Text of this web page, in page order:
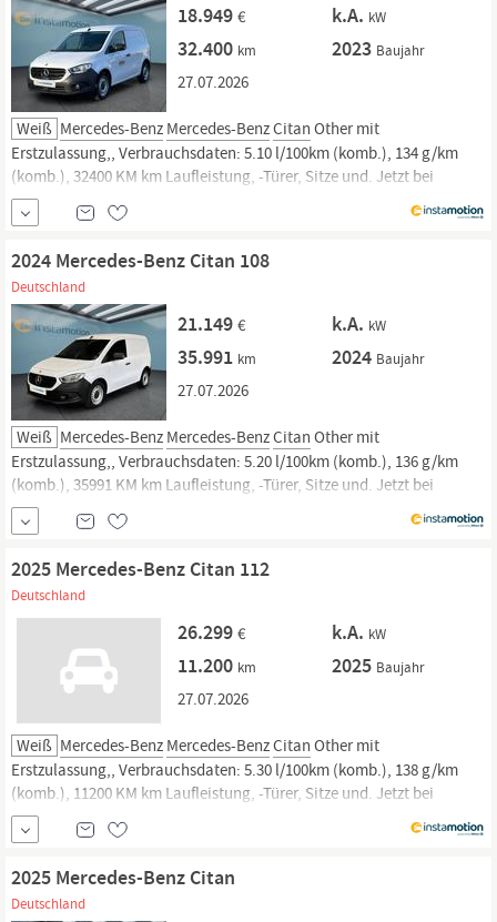
18.949 € k.A. kW
32.400 km 2023 Baujahr
27.07.2026
Weiß Mercedes-Benz Mercedes-BenzCitan Other mit
Erstzulassung,, Verbrauchsdaten: 5.10 l/100km (komb.), 134 g/km
(komb.), 32400 KM km Laufleistung, -Türer, Sitze und. Jetzt bei
instamotion online kaufen oder günstig finanzieren. Nur geprüfte
Fahrzeuge mit Garantie, 14 Tage Rückgaberecht und Lieferung vor die
2024 Mercedes-Benz Citan 108
Deutschland
21.149 € k.A. kW
35.991 km 2024 Baujahr
27.07.2026
Weiß Mercedes-Benz Mercedes-BenzCitan Other mit
Erstzulassung,, Verbrauchsdaten: 5.20 l/100km (komb.), 136 g/km
(komb.), 35991 KM km Laufleistung, -Türer, Sitze und. Jetzt bei
instamotion online kaufen oder günstig finanzieren. Nur geprüfte
Fahrzeuge mit Garantie, 14 Tage Rückgaberecht und Lieferung vor die
2025 Mercedes-Benz Citan 112
Deutschland
26.299 € k.A. kW
11.200 km 2025 Baujahr
27.07.2026
Weiß Mercedes-Benz Mercedes-BenzCitan Other mit
Erstzulassung,, Verbrauchsdaten: 5.30 l/100km (komb.), 138 g/km
(komb.), 11200 KM km Laufleistung, -Türer, Sitze und. Jetzt bei
instamotion online kaufen oder günstig finanzieren. Nur geprüfte
Fahrzeuge mit Garantie, 14 Tage Rückgaberecht und Lieferung vor die
2025 Mercedes-Benz Citan
Deutschland